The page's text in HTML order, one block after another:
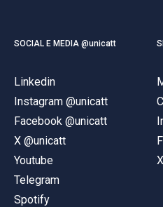
SOCIAL E MEDIA @unicatt
Linkedin
Instagram @unicatt
Facebook @unicatt
X @unicatt
Youtube
Telegram
Spotify